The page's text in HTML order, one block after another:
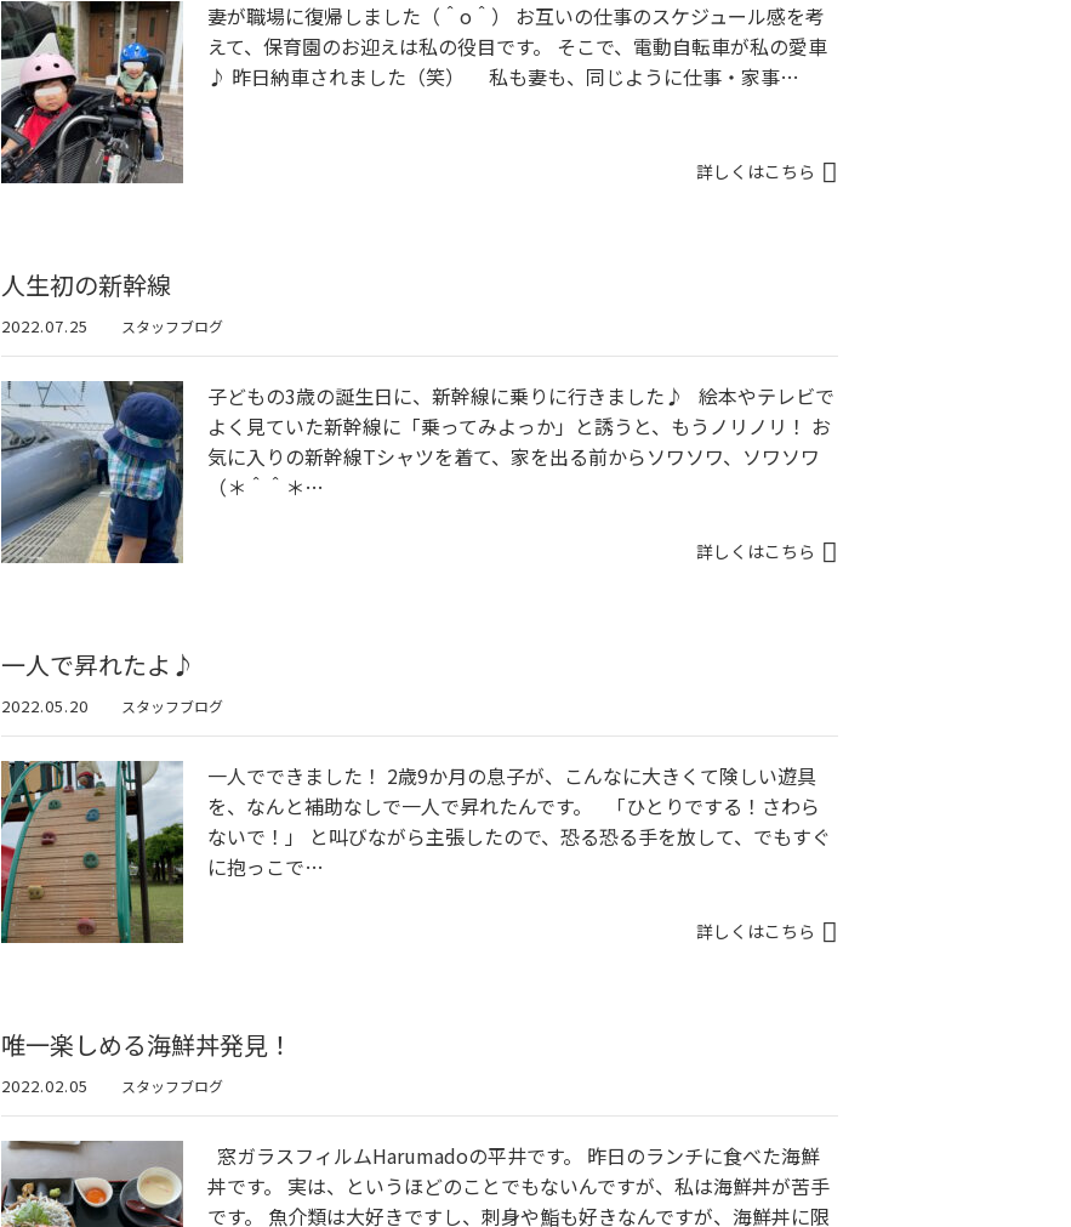
妻が職場に復帰しました（＾o＾） お互いの仕事のスケジュール感を考
えて、保育園のお迎えは私の役目です。 そこで、電動自転車が私の愛車
♪ 昨日納車されました（笑） 私も妻も、同じように仕事・家事…
詳しくはこちら
人生初の新幹線
2022.07.25 スタッフブログ
子どもの3歳の誕生日に、新幹線に乗りに行きました♪ 絵本やテレビで
よく見ていた新幹線に「乗ってみよっか」と誘うと、もうノリノリ！ お
気に入りの新幹線Tシャツを着て、家を出る前からソワソワ、ソワソワ
（＊＾＾＊…
詳しくはこちら
一人で昇れたよ♪
2022.05.20 スタッフブログ
一人でできました！ 2歳9か月の息子が、こんなに大きくて険しい遊具
を、なんと補助なしで一人で昇れたんです。 「ひとりでする！さわら
ないで！」 と叫びながら主張したので、恐る恐る手を放して、でもすぐ
に抱っこで…
詳しくはこちら
唯一楽しめる海鮮丼発見！
2022.02.05 スタッフブログ
窓ガラスフィルムHarumadoの平井です。 昨日のランチに食べた海鮮
丼です。 実は、というほどのことでもないんですが、私は海鮮丼が苦手
です。 魚介類は大好きですし、刺身や鮨も好きなんですが、海鮮丼に限